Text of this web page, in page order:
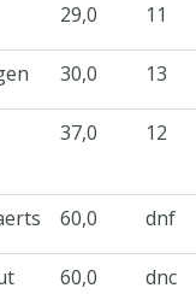
29,0 11
30,0 13
37,0 12
60,0 dnf
60,0 dnc